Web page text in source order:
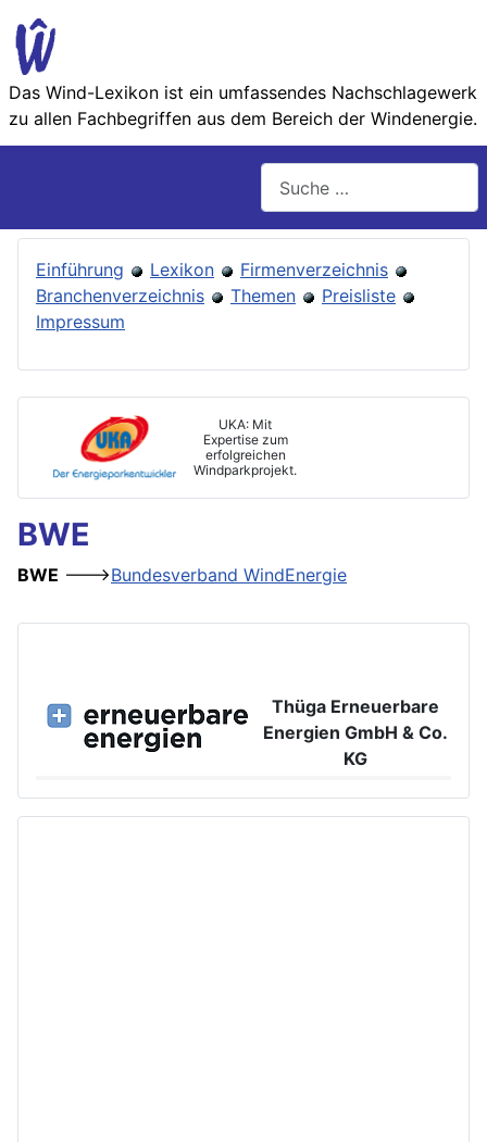
Das Wind-Lexikon ist ein umfassendes Nachschlage­werk
zu allen Fachbegriffen aus dem Bereich der Wind­energie.
Einführung Lexikon
Firmenverzeichnis
Branchenverzeichnis
Themen
Preisliste
Impressum
UKA: Mit
Expertise zum
erfolgreichen
Windparkprojekt.
BWE
BWE --->Bundesverband WindEnergie
Thüga Erneuerbare
Energien GmbH & Co.
KG
www.ee.thuega.de